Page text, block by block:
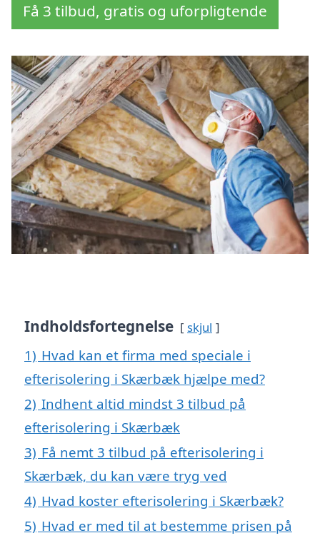
Få 3 tilbud, gratis og uforpligtende
Indholdsfortegnelse skjul
1) Hvad kan et firma med speciale i
efterisolering i Skærbæk hjælpe med?
2) Indhent altid mindst 3 tilbud på
efterisolering i Skærbæk
3) Få nemt 3 tilbud på efterisolering i
Skærbæk, du kan være tryg ved
4) Hvad koster efterisolering i Skærbæk?
5) Hvad er med til at bestemme prisen på